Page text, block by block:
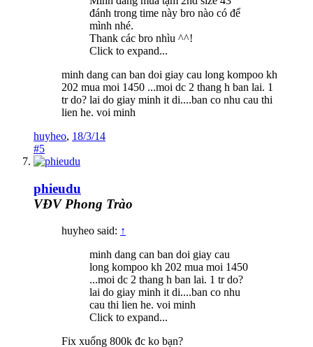
đánh trong time này bro nào có để
mình nhé.
Thank các bro nhìu ^^!
Click to expand...
minh dang can ban doi giay cau long kompoo kh
202 mua moi 1450 ...moi dc 2 thang h ban lai. 1
tr do? lai do giay minh it di....ban co nhu cau thi
lien he. voi minh
huyheo, 18/3/14
#5
phieudu
VĐV Phong Trào
huyheo said: ↑
minh dang can ban doi giay cau
long kompoo kh 202 mua moi 1450
...moi dc 2 thang h ban lai. 1 tr do?
lai do giay minh it di....ban co nhu
cau thi lien he. voi minh
Click to expand...
Fix xuống 800k đc ko bạn?